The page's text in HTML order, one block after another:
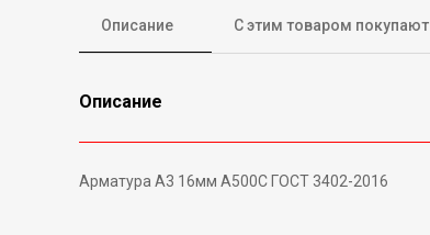
Описание С этим товаром покупают
Описание
Арматура А3 16мм А500С ГОСТ 3402-2016